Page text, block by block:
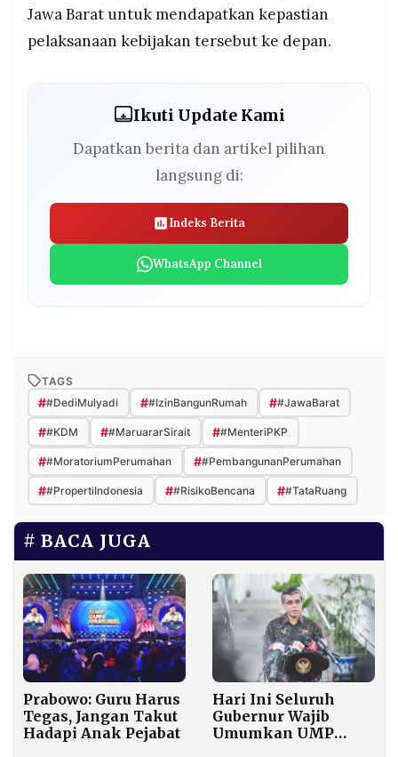
Jawa Barat untuk mendapatkan kepastian
pelaksanaan kebijakan tersebut ke depan.
Ikuti Update Kami
Dapatkan berita dan artikel pilihan
langsung di:
Indeks Berita
WhatsApp Channel
TAGS
##DediMulyadi ##IzinBangunRumah ##JawaBarat
##KDM ##MaruararSirait ##MenteriPKP
##MoratoriumPerumahan ##PembangunanPerumahan
##PropertiIndonesia ##RisikoBencana ##TataRuang
BACA JUGA
Prabowo: Guru Harus
Tegas, Jangan Takut
Hadapi Anak Pejabat
Hari Ini Seluruh
Gubernur Wajib
Umumkan UMP